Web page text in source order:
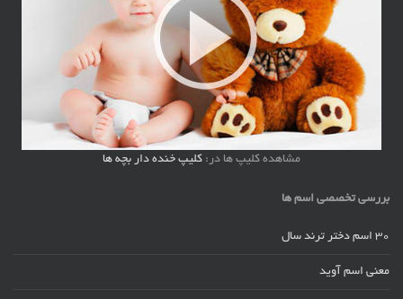
مشاهده کلیپ ها در: کلیپ خنده دار بچه ها
بررسی تخصصی اسم ها
30 اسم دختر ترند سال
معنی اسم آوید